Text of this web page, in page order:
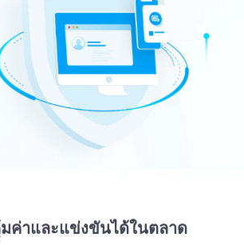
ค่าและแข่งขันได้ในตลาด